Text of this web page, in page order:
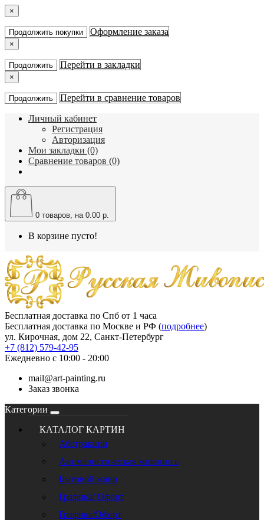
×
Продолжить покупки Оформление заказа
×
Продолжить Перейти в закладки
×
Продолжить Перейти в сравнение товаров
Личный кабинет
Регистрация
Авторизация
Мои закладки (0)
Сравнение товаров (0)
0 товаров, на 0.00 р.
В корзине пусто!
Бесплатная доставка по Спб от 1 часа
Бесплатная доставка по Москве и РФ (подробнее)
ул. Кирочная, дом 22, Санкт-Петербург
+7 (812) 579-42-95
Ежедневно с 10:00 - 20:00
mail@art-painting.ru
Заказ звонка
Категории
КАТАЛОГ КАРТИН
Абстракции
Анималистическая живопись
Бытовой жанр
Графика/ Офорт
Графика/Офорт